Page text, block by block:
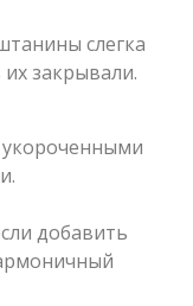
слегка
их закрывали.
укороченными
добавить